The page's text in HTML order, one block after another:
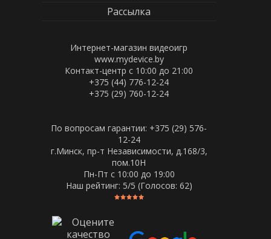
Рассылка
Интернет-магазин видеоигр
www.mydevice.by
Контакт-центр с 10:00 до 21:00
+375 (44) 776-12-24
+375 (29) 760-12-24
По вопросам гарантии: +375 (29) 576-
12-24
г.Минск, пр-т Независимости, д.168/3,
пом.10Н
Пн-Пт c 10:00 до 19:00
Наш рейтинг: 5/5 (Голосов: 62)